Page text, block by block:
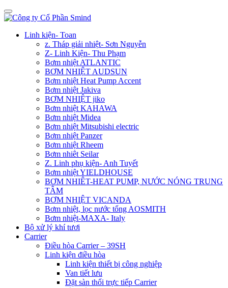
Linh kiện- Toan
z. Tháp giải nhiệt- Sơn Nguyễn
Z- Linh Kiện- Thu Phạm
Bơm nhiệt ATLANTIC
BƠM NHIỆT AUDSUN
Bơm nhiệt Heat Pump Accent
Bơm nhiệt Jakiva
BƠM NHIỆT jiko
Bơm nhiệt KAHAWA
Bơm nhiệt Midea
Bơm nhiệt Mitsubishi electric
Bơm nhiệt Panzer
Bơm nhiệt Rheem
Bơm nhiêt Seilar
Z. Linh phụ kiện- Anh Tuyết
Bơm nhiệt YIELDHOUSE
BƠM NHIÊT-HEAT PUMP, NƯỚC NÓNG TRUNG
TÂM
BƠM NHIỆT VICANDA
Bơm nhiệt, lọc nước tổng AOSMITH
Bơm nhiệt-MAXA- Italy
Bộ xử lý khí tươi
Carrier
Điều hòa Carrier – 39SH
Linh kiện điều hòa
Linh kiện thiết bị công nghiệp
Van tiết lưu
Đặt sàn thổi trực tiếp Carrier